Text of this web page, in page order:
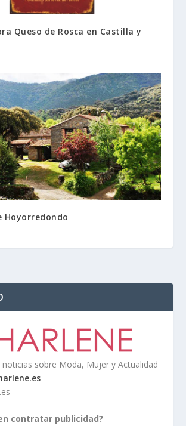
Queso de Rosca en Castilla y
Hoyorredondo
noticias sobre Moda, Mujer y Actualidad
contratar publicidad?